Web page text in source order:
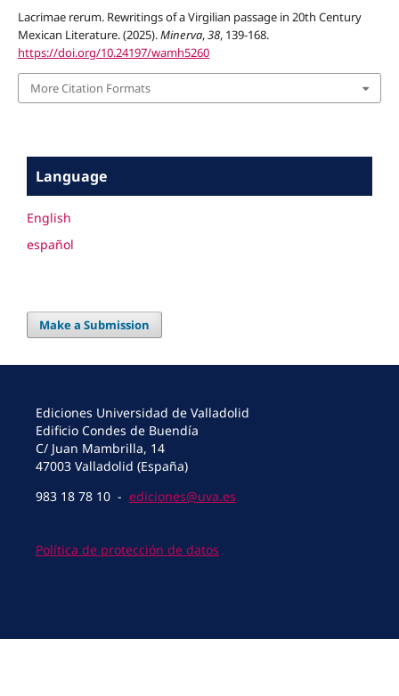
Lacrimae rerum. Rewritings of a Virgilian passage in 20th Century
Mexican Literature. (2025).Minerva,38, 139-168.
https://doi.org/10.24197/wamh5260
More Citation Formats
Language
English
español
Make a Submission
Ediciones Universidad de Valladolid
Edificio Condes de Buendía
C/ Juan Mambrilla, 14
47003 Valladolid (España)
983 18 78 10 - ediciones@uva.es
Política de protección de datos